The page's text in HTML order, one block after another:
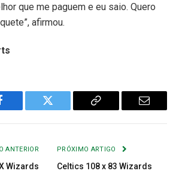
que me paguem e eu saio. Quero
afirmou.
Twitter
Copiar
E-
ANTERIOR
Wizards
PRÓXIMO ARTIGO
Celtics 108 x 83 Wizards